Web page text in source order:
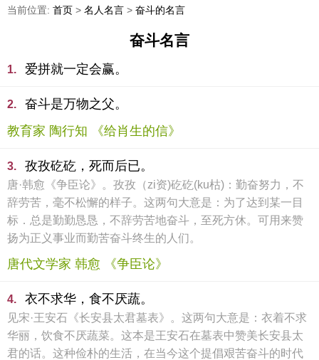
当前位置: 首页 > 名人名言 > 奋斗的名言
奋斗名言
1. 爱拼就一定会赢。
2.
奋斗是万物之父。
教育家 陶行知 《给肖生的信》
3. 孜孜矻矻，死而后已。
唐·韩愈《争臣论》。孜孜（zi资)矻矻(ku枯)：勤奋努力，不
辞劳苦，毫不松懈的样子。这两句大意是：为了达到某一目
标．总是勤勤恳恳，不辞劳苦地奋斗，至死方休。可用来赞
扬为正义事业而勤苦奋斗终生的人们。
唐代文学家 韩愈 《争臣论》
4. 衣不求华，食不厌蔬。
见宋·王安石《长安县太君墓表》。这两句大意是：衣着不求
华丽，饮食不厌蔬菜。这本是王安石在墓表中赞美长安县太
君的话。这种俭朴的生活，在当今这个提倡艰苦奋斗的时代